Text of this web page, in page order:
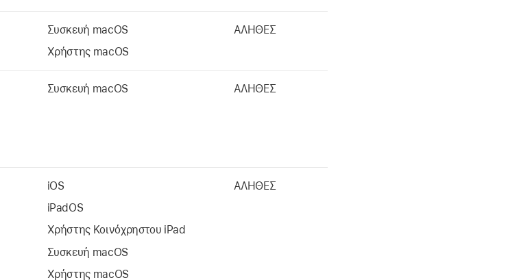
Συσκευή macOS
Χρήστης macOS
ΑΛΗΘΕΣ
Συσκευή macOS ΑΛΗΘΕΣ
iOS
iPadOS
Χρήστης Κοινόχρηστου iPad
Συσκευή macOS
Χρήστης macOS
ΑΛΗΘΕΣ